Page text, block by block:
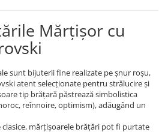
și
Mărțișor cu
sunt bijuterii fine realizate pe șnur roșu,
atent selecționate pentru strălucire și
tip brățară păstrează simbolistica
reînnoire, optimism), adăugând un
clasice, mărțișoarele brățări pot fi purtate